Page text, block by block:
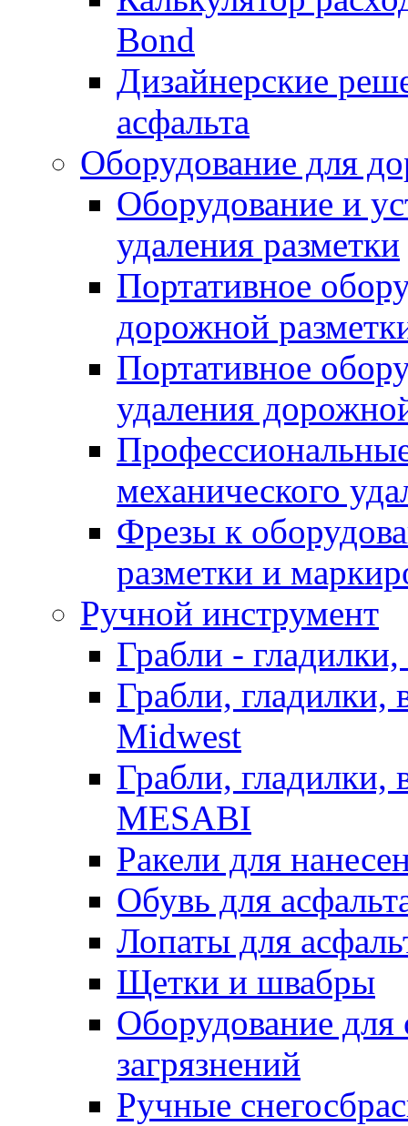
Bond
Дизайнерские
асфальта
Оборудование для
Оборудование и
удаления разметки
Портативное
дорожной
Портативное
удаления
механического
Фрезы к
разметки и
Ручной инструмент
Грабли -
Грабли, гладилки,
Midwest
Грабли, гладилки,
MESABI
Ракели для
Обувь для
Лопаты для
Щетки и швабры
Оборудование для
загрязнений
Ручные